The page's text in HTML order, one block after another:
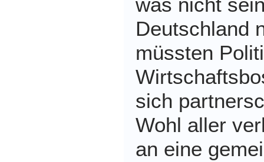
Deutschland
müssten
sich
Wohl aller
an eine